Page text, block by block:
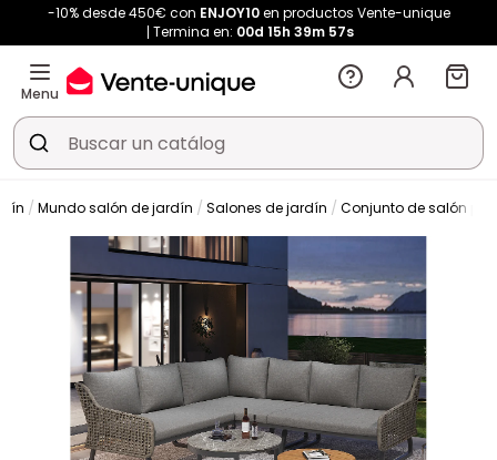
-10% desde 450€ con ENJOY10en productos Vente-unique
Termina en: 00d 15h 39m 56s
Menu
Mundo salón de jardín Salones de jardín Conjunto de salón